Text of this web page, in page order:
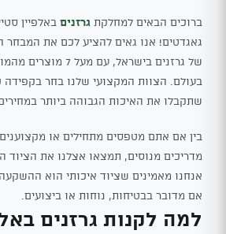
ברוכים הבאים למחלקת גרזנים באלפיין
גאגדטים! אנו גאים להציע לכם את המבחר
של גרזנים בישראל, עם
בעולם. הצוות המקצועי שלנו בחר בקפידה
שתקבלו את האיכות הגבוהה ביותר במחירים
בין אם אתם מטפסים מתחילים או
מדריכים מנוסים, תמצאו אצלנו את הציוד
אנחנו מאמינים שציוד איכותי הוא
אם מדובר בבטיחות, נוחות או ביצועים.
למה לקנות גרזנים